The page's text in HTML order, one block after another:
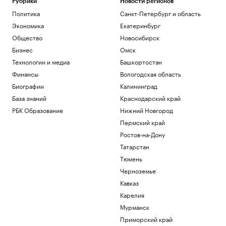
Политика
Экономика
Общество
Бизнес
Технологии и медиа
Финансы
Биографии
База знаний
РБК Образование
Санкт-Петербург и область
Екатеринбург
Новосибирск
Омск
Башкортостан
Вологодская область
Калининград
Краснодарский край
Нижний Новгород
Пермский край
Ростов-на-Дону
Татарстан
Тюмень
Черноземье
Кавказ
Карелия
Мурманск
Приморский край